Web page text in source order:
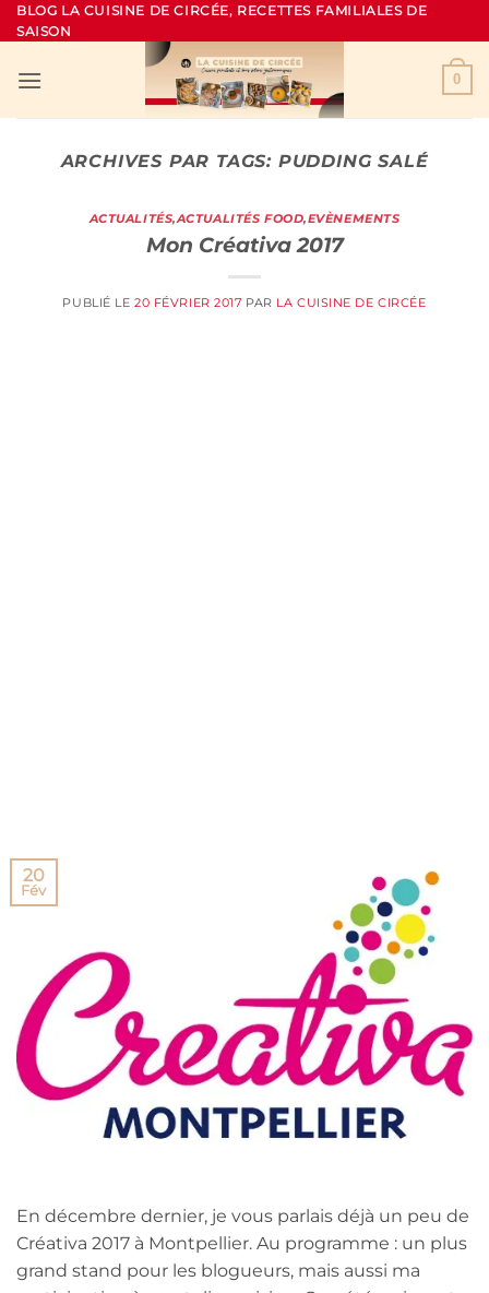
Passer
au
BLOG LA CUISINE DE CIRCÉE, RECETTES FAMILIALES DE
SAISON
0
ARCHIVES PAR TAGS: PUDDING SALÉ
ACTUALITÉS,ACTUALITÉS FOOD,EVÈNEMENTS
Mon Créativa 2017
PUBLIÉ LE20 FÉVRIER 2017 PAR LA CUISINE DE CIRCÉE
20
Fév
En décembre dernier, je vous parlais déjà un peu de
Créativa 2017 à Montpellier. Au programme : un plus
grand stand pour les blogueurs, mais aussi ma